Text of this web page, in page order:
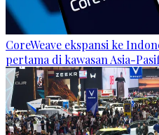
CoreWeave ekspansi ke
pertama di kawasan Asia-